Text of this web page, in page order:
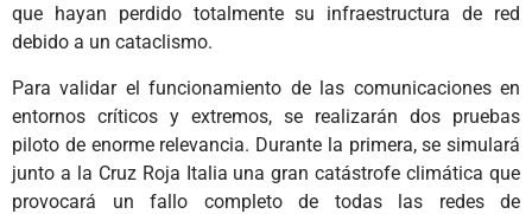
que hayan perdido totalmente su infraestructura de red
debido a un cataclismo.
Para validar el funcionamiento de las comunicaciones en
entornos críticos y extremos, se realizarán dos pruebas
piloto de enorme relevancia. Durante la primera, se simulará
junto a la Cruz Roja Italia una gran catástrofe climática que
provocará un fallo completo de todas las redes de